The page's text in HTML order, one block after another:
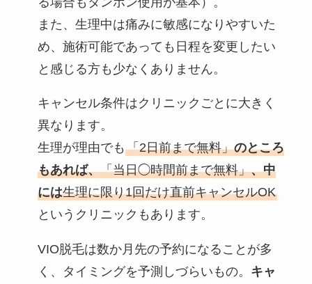
また、生理中は痛みに敏感になりやすいた
め、施術可能であっても日程を変更したい
と感じる方も少なくありません。
キャンセル条件はクリニックごとに大きく
異なります。
生理が理由でも 「2日前まで無料」のところ
もあれば、「当日◯時間前まで無料」、中
には生理に限り1回だけ直前キャンセルOK
というクリニックもあります。
VIO脱毛は数か月先の予約になることが多
く、タイミングを予測しづらいもの。 キャ